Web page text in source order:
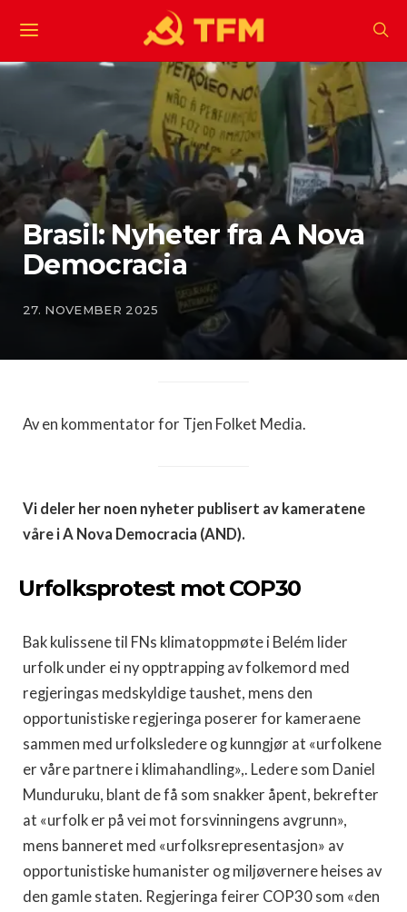
Brasil: Nyheter fra A Nova
Democracia
27. NOVEMBER 2025
Av en kommentator for Tjen Folket Media.
Vi deler her noen nyheter publisert av kameratene
våre i A Nova Democracia (AND).
Urfolksprotest mot COP30
Bak kulissene til FNs klimatoppmøte i Belém lider
urfolk under ei ny opptrapping av folkemord med
regjeringas medskyldige taushet, mens den
opportunistiske regjeringa poserer for kameraene
sammen med urfolksledere og kunngjør at «urfolkene
er våre partnere i klimahandling»,. Ledere som Daniel
Munduruku, blant de få som snakker åpent, bekrefter
at «urfolk er på vei mot forsvinningens avgrunn»,
mens banneret med «urfolksrepresentasjon» av
opportunistiske humanister og miljøvernere heises av
den gamle staten. Regjeringa feirer COP30 som «den